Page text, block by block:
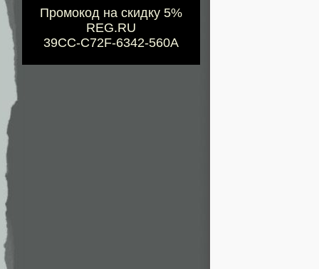
Промокод на скидку 5%
REG.RU
39CC-C72F-6342-560A